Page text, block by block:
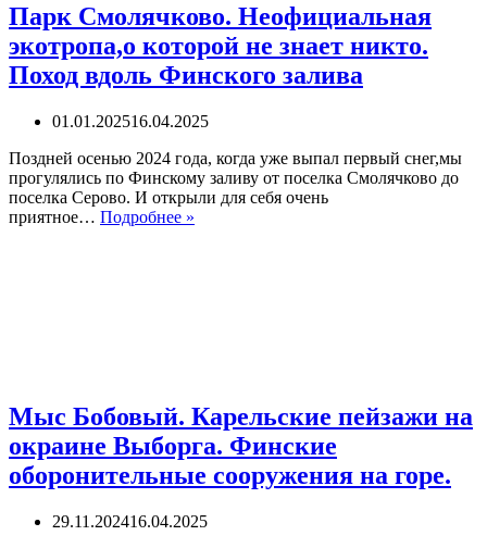
Парк Смолячково. Неофициальная
экотропа,о которой не знает никто.
Поход вдоль Финского залива
01.01.202516.04.2025
Поздней осенью 2024 года, когда уже выпал первый снег,мы
прогулялись по Финскому заливу от поселка Смолячково до
поселка Серово. И открыли для себя очень
приятное… Подробнее »
Финского
залива
Мыс Бобовый. Карельские пейзажи на
окраине Выборга. Финские
оборонительные сооружения на горе.
29.11.202416.04.2025